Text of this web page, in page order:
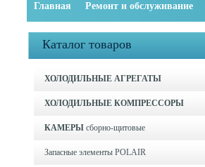
Главная Ремонт и обслуживание
Каталог товаров
ХОЛОДИЛЬНЫЕ АГРЕГАТЫ
ХОЛОДИЛЬНЫЕ КОМПРЕССОРЫ
КАМЕРЫ сборно-щитовые
Запасные элементы POLAIR